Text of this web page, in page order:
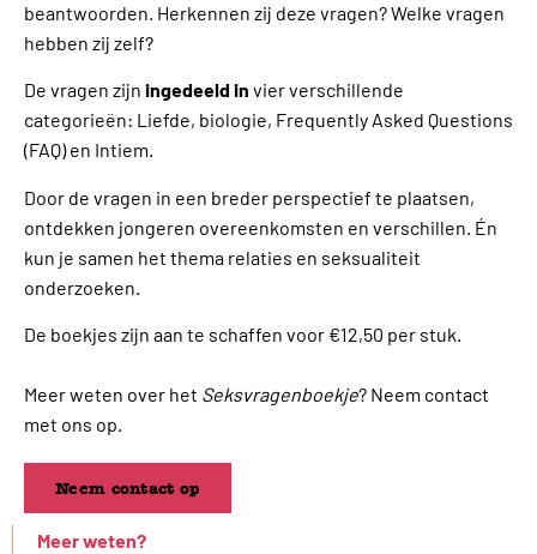
beantwoorden. Herkennen zij deze vragen? Welke vragen
hebben zij zelf?
De vragen zijn ingedeeld in vier verschillende
categorieën: Liefde, biologie, Frequently Asked Questions
(FAQ) en Intiem.
Door de vragen in een breder perspectief te plaatsen,
ontdekken jongeren overeenkomsten en verschillen. Én
kun je samen het thema relaties en seksualiteit
onderzoeken.
De boekjes zijn aan te schaffen voor €12,50 per stuk.
Meer weten over het Seksvragenboekje? Neem contact
met ons op.
Neem contact op
Meer weten?